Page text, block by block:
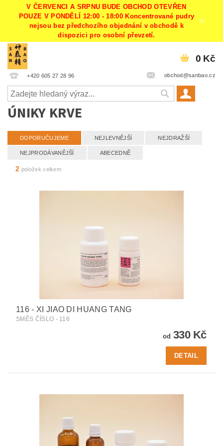
V ČERVENCI A SRPNU BUDE OBCHOD OTEVŘEN
POUZE V PONDĚLÍ 12:00 - 18:00 Koncentrované pudry
nejsou bez předchozího objednání v obchodě k
dispozici pro osobní převzetí.
+420 605 27 28 96 obchod@sanbao.cz
0 Kč
ÚNIKY KRVE
DOPORUČUJEME NEJLEVNĚJŠÍ NEJDRAŽŠÍ
NEJPRODÁVANĚJŠÍ ABECEDNĚ
2 položek celkem
116 - XI JIAO DI HUANG TANG
SMĚS ČÍSLO - 116
od 330 Kč
DETAIL